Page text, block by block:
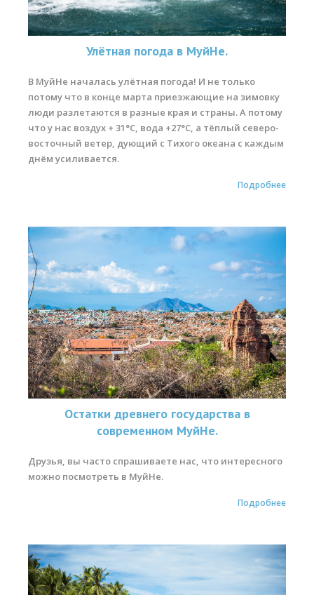
Наши станции
Ветратория.Дахаб
Ветратория.Вьетнам
Цены
Обучение Виндсерфингу
Продажа оборудования
Обучение кайтсерфингу
Система скидок
Обучение Wing Foil
Улётная погода в МуйНе.
В МуйНе началась улётная погода! И не только
потому что в конце марта приезжающие на зимовку
люди разлетаются в разные края и страны. А потому
что у нас воздух + 31°C, вода +27°C, а тёплый северо-
восточный ветер, дующий с Тихого океана с каждым
днём усиливается.
Подробнее
Остатки древнего государства в
современном МуйНе.
Друзья, вы часто спрашиваете нас, что интересного
можно посмотреть в МуйНе.
Подробнее